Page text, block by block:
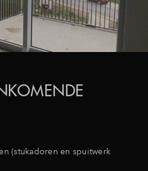
(stukadoren en spuitwerk